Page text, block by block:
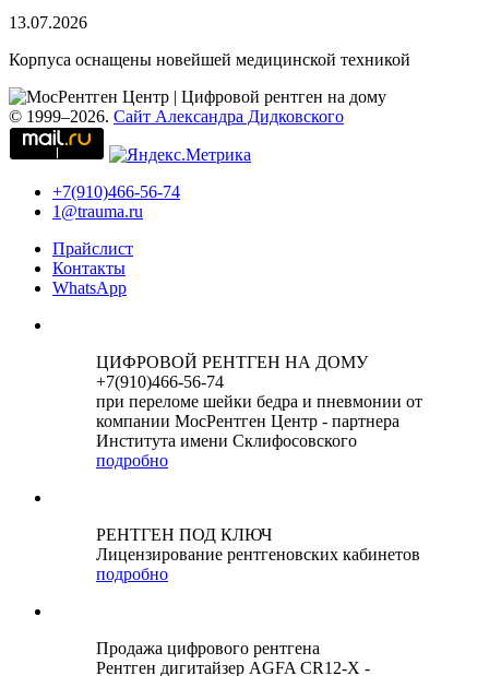
13.07.2026
Корпуса оснащены новейшей медицинской техникой
© 1999–2026. Сайт Александра Дидковского
+7(910)466-56-74
1@trauma.ru
Прайслист
Контакты
WhatsApp
ЦИФРОВОЙ РЕНТГЕН НА ДОМУ
+7(910)466-56-74
при переломе шейки бедра и пневмонии от
компании МосРентген Центр - партнера
Института имени Склифосовского
подробно
РЕНТГЕН ПОД КЛЮЧ
Лицензирование рентгеновских кабинетов
подробно
Продажа цифрового рентгена
Рентген дигитайзер AGFA CR12-X -